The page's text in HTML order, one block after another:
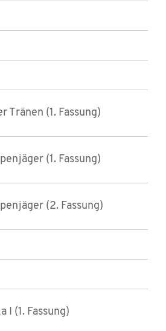
Tränen (1. Fassung)
(1. Fassung)
(2. Fassung)
I (1. Fassung)